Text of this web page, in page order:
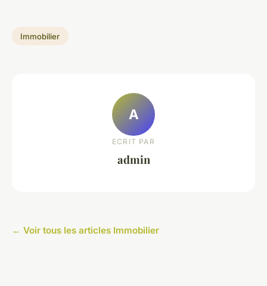
Immobilier
A
ECRIT PAR
admin
← Voir tous les articles Immobilier